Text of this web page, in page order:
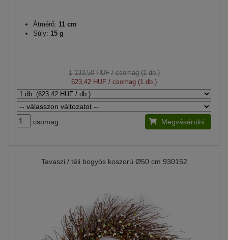
Átmérő: 11 cm
Súly: 15 g
1 133,50 HUF/ csomag (1 db.)
623,42 HUF / csomag (1 db.)
csomag Megvásárolni
Tavaszi / téli bogyós koszorú Ø50 cm 930152